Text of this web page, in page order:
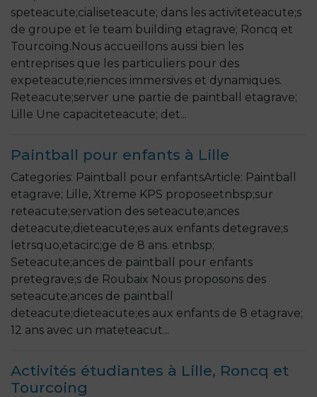
speteacute;cialiseteacute; dans les activiteteacute;s
de groupe et le team building etagrave; Roncq et
Tourcoing.Nous accueillons aussi bien les
entreprises que les particuliers pour des
expeteacute;riences immersives et dynamiques.
Reteacute;server une partie de paintball etagrave;
Lille Une capaciteteacute; det...
Paintball pour enfants à Lille
Categories: Paintball pour enfantsArticle: Paintball
etagrave; Lille, Xtreme KPS proposeetnbsp;sur
reteacute;servation des seteacute;ances
deteacute;dieteacute;es aux enfants detegrave;s
letrsquo;etacirc;ge de 8 ans. etnbsp;
Seteacute;ances de paintball pour enfants
pretegrave;s de Roubaix Nous proposons des
seteacute;ances de paintball
deteacute;dieteacute;es aux enfants de 8 etagrave;
12 ans avec un mateteacut...
Activités étudiantes à Lille, Roncq et
Tourcoing